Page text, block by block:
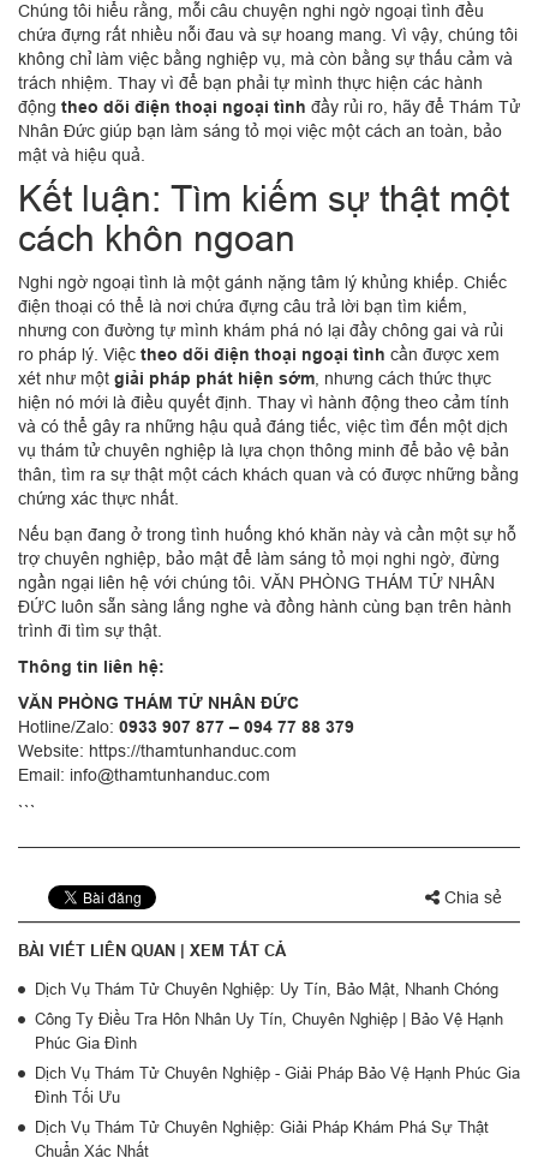
Chúng tôi hiểu rằng, mỗi câu chuyện nghi ngờ ngoại tình đều
chứa đựng rất nhiều nỗi đau và sự hoang mang. Vì vậy, chúng tôi
không chỉ làm việc bằng nghiệp vụ, mà còn bằng sự thấu cảm và
trách nhiệm. Thay vì để bạn phải tự mình thực hiện các hành
động theo dõi điện thoại ngoại tình đầy rủi ro, hãy để Thám Tử
Nhân Đức giúp bạn làm sáng tỏ mọi việc một cách an toàn, bảo
mật và hiệu quả.
Kết luận: Tìm kiếm sự thật một
cách khôn ngoan
Nghi ngờ ngoại tình là một gánh nặng tâm lý khủng khiếp. Chiếc
điện thoại có thể là nơi chứa đựng câu trả lời bạn tìm kiếm,
nhưng con đường tự mình khám phá nó lại đầy chông gai và rủi
ro pháp lý. Việc theo dõi điện thoại ngoại tình cần được xem
xét như một giải pháp phát hiện sớm , nhưng cách thức thực
hiện nó mới là điều quyết định. Thay vì hành động theo cảm tính
và có thể gây ra những hậu quả đáng tiếc, việc tìm đến một dịch
vụ thám tử chuyên nghiệp là lựa chọn thông minh để bảo vệ bản
thân, tìm ra sự thật một cách khách quan và có được những bằng
chứng xác thực nhất.
Nếu bạn đang ở trong tình huống khó khăn này và cần một sự hỗ
trợ chuyên nghiệp, bảo mật để làm sáng tỏ mọi nghi ngờ, đừng
ngần ngại liên hệ với chúng tôi. VĂN PHÒNG THÁM TỬ NHÂN
ĐỨC luôn sẵn sàng lắng nghe và đồng hành cùng bạn trên hành
trình đi tìm sự thật.
Thông tin liên hệ:
VĂN PHÒNG THÁM TỬ NHÂN ĐỨC
Hotline/Zalo: 0933 907 877 – 094 77 88 379
Website: https://thamtunhanduc.com
Email: info@thamtunhanduc.com
```
Chia sẻ
BÀI VIẾT LIÊN QUAN | XEM TẤT CẢ
Dịch Vụ Thám Tử Chuyên Nghiệp: Uy Tín, Bảo Mật, Nhanh Chóng
Công Ty Điều Tra Hôn Nhân Uy Tín, Chuyên Nghiệp | Bảo Vệ Hạnh
Phúc Gia Đình
Dịch Vụ Thám Tử Chuyên Nghiệp - Giải Pháp Bảo Vệ Hạnh Phúc Gia
Đình Tối Ưu
Dịch Vụ Thám Tử Chuyên Nghiệp: Giải Pháp Khám Phá Sự Thật
Chuẩn Xác Nhất